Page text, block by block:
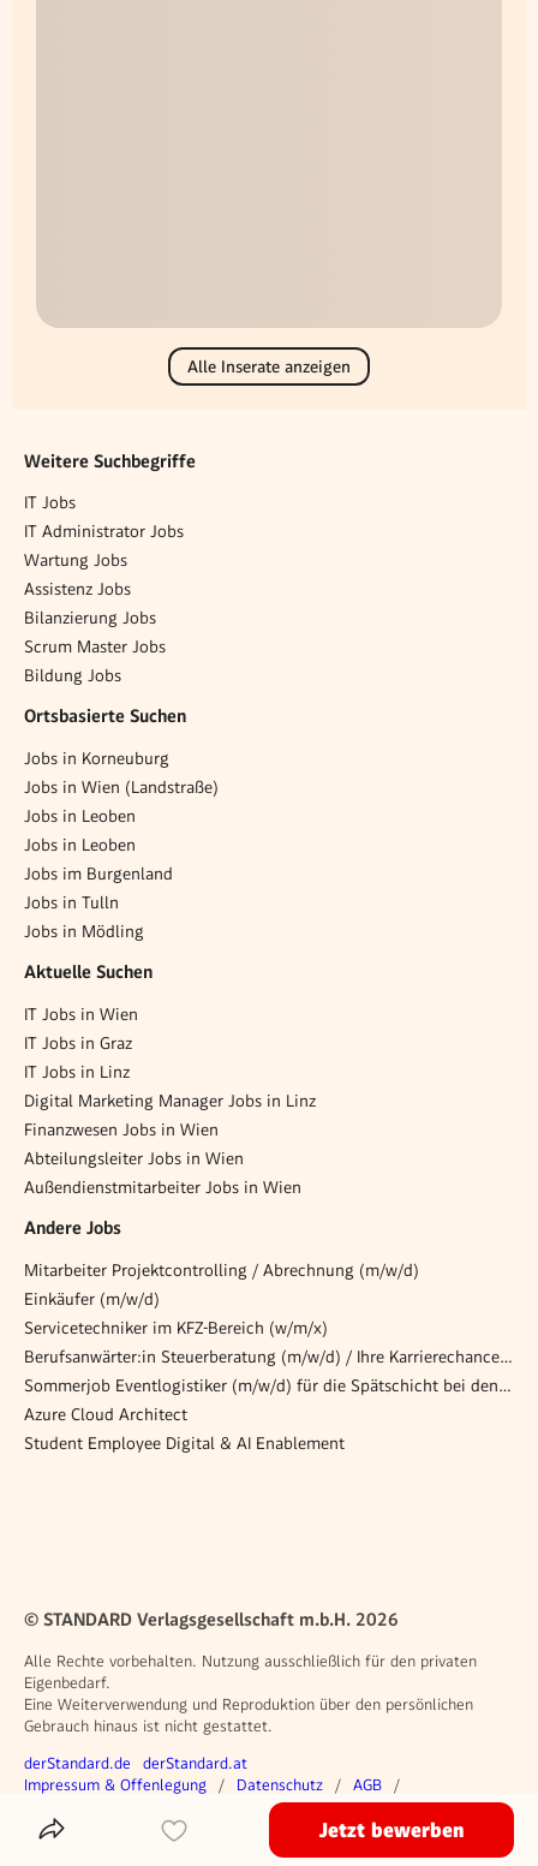
Alle Inserate anzeigen
Weitere Suchbegriffe
IT Jobs
IT Administrator Jobs
Wartung Jobs
Assistenz Jobs
Bilanzierung Jobs
Scrum Master Jobs
Bildung Jobs
Ortsbasierte Suchen
Jobs in Korneuburg
Jobs in Wien (Landstraße)
Jobs in Leoben
Jobs in Leoben
Jobs im Burgenland
Jobs in Tulln
Jobs in Mödling
Aktuelle Suchen
IT Jobs in Wien
IT Jobs in Graz
IT Jobs in Linz
Digital Marketing Manager Jobs in Linz
Finanzwesen Jobs in Wien
Abteilungsleiter Jobs in Wien
Außendienstmitarbeiter Jobs in Wien
Andere Jobs
Mitarbeiter Projektcontrolling / Abrechnung (m/w/d)
Einkäufer (m/w/d)
Servicetechniker im KFZ-Bereich (w/m/x)
Berufsanwärter:in Steuerberatung (m/w/d) / Ihre Karrierechance in Wien
Sommerjob Eventlogistiker (m/w/d) für die Spätschicht bei den Opernfestspiele in St. Margarethen
Azure Cloud Architect
Student Employee Digital & AI Enablement
Das Inserat Teilen Jetzt bewerben
© STANDARD Verlagsgesellschaft m.b.H. 2026
Alle Rechte vorbehalten. Nutzung ausschließlich für den privaten
Eigenbedarf.
Eine Weiterverwendung und Reproduktion über den persönlichen
Gebrauch hinaus ist nicht gestattet.
Weitere Angebote
derStandard.de derStandard.at
Rechtliches
Impressum & Offenlegung Datenschutz
AGB